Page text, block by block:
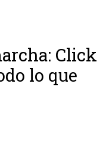
Click
lo que